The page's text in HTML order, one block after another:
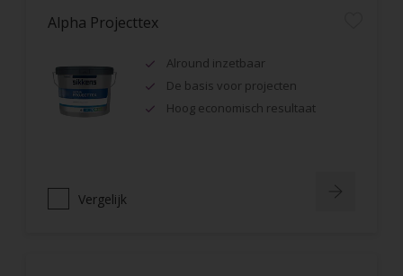
Alpha Projecttex
Alround inzetbaar
De basis voor projecten
Hoog economisch resultaat
Vergelijk